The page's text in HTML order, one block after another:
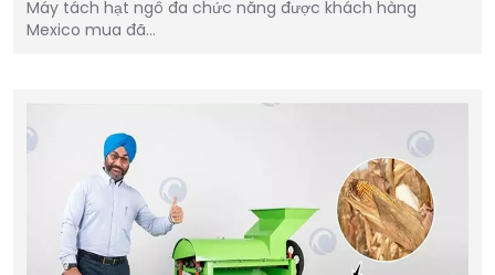
Máy tách hạt ngô đa chức năng được khách hàng
Mexico mua đã…